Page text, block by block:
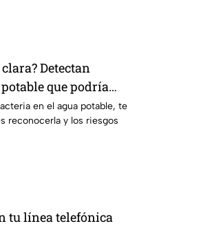
Detectan
que podría
en casa
en el agua potable, te
reconocerla y los riesgos
tu línea telefónica